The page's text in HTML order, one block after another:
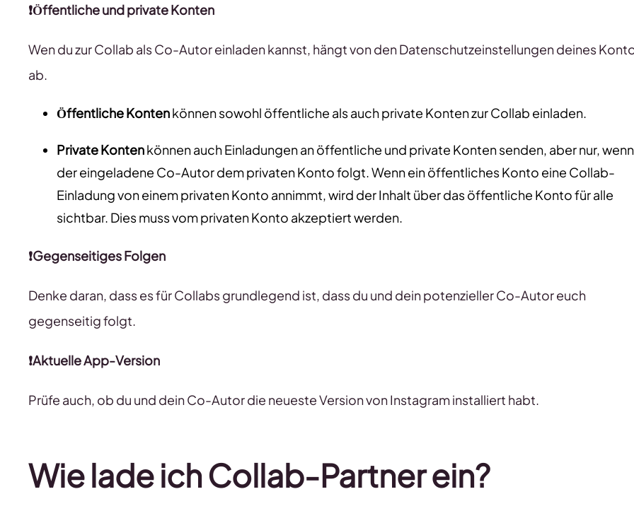
❗Öffentliche und private Konten
Wen du zur Collab als Co-Autor einladen kannst, hängt von den Datenschutzeinstellungen deines
ab.
Öffentliche Kontenkönnen sowohl öffentliche als auch private Konten zur Collab einladen.
Private Kontenkönnen auch Einladungen an öffentliche und private Konten senden, aber nur, wenn
der eingeladene Co-Autor dem privaten Konto folgt. Wenn ein öffentliches Konto eine Collab-
Einladung von einem privaten Konto annimmt, wird der Inhalt über das öffentliche Konto für alle
sichtbar. Dies muss vom privaten Konto akzeptiert werden.
❗Gegenseitiges Folgen
Denke daran, dass es für Collabs grundlegend ist, dass du und dein potenzieller Co-Autor euch
gegenseitig folgt.
❗Aktuelle App-Version
Prüfe auch, ob du und dein Co-Autor die neueste Version von Instagram installiert habt.
Wie lade ich Collab-Partner ein?